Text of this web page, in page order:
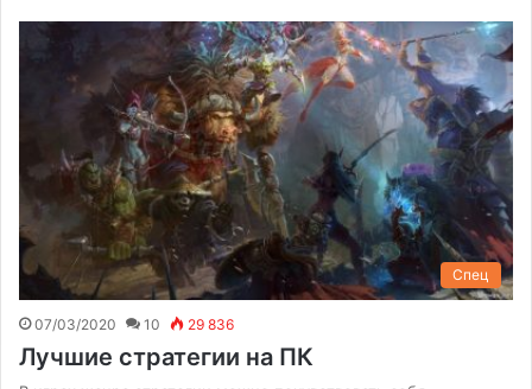
Спец
07/03/2020 10 29 836
Лучшие стратегии на ПК